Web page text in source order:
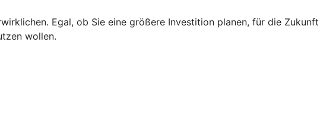
Egal, ob Sie eine größere Investition planen, für die Zukunft
wollen.